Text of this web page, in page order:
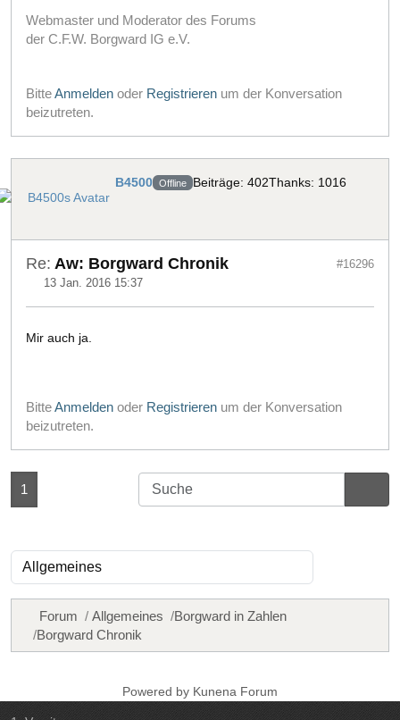
Webmaster und Moderator des Forums
der C.F.W. Borgward IG e.V.
BitteAnmelden oder Registrieren um der Konversation
beizutreten.
B4500 Offline Beiträge: 402Thanks: 1016
Re: Aw: Borgward Chronik
13 Jan. 2016 15:37
#16296
Mir auch ja.
BitteAnmelden oder Registrieren um der Konversation
beizutreten.
1
Forum Allgemeines
Borgward in Zahlen
Borgward Chronik
Powered by Kunena Forum